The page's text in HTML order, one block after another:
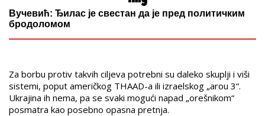
Вучевић: Ђилас је свестан да је пред политичким
бродоломом
Za borbu protiv takvih ciljeva potrebni su daleko skuplji i viši
sistemi, poput američkog THAAD-a ili izraelskog „arou 3“.
Ukrajina ih nema, pa se svaki mogući napad „orešnikom“
posmatra kao posebno opasna pretnja.